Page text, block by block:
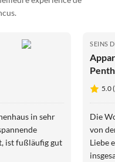
in sehr
ist fußläufig gut
SEINS
5.0
Die
von
Liebe